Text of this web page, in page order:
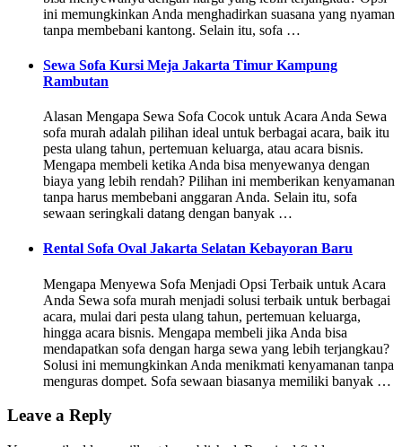
ini memungkinkan Anda menghadirkan suasana yang nyaman
tanpa membebani kantong. Selain itu, sofa …
Sewa Sofa Kursi Meja Jakarta Timur Kampung
Rambutan
Alasan Mengapa Sewa Sofa Cocok untuk Acara Anda Sewa
sofa murah adalah pilihan ideal untuk berbagai acara, baik itu
pesta ulang tahun, pertemuan keluarga, atau acara bisnis.
Mengapa membeli ketika Anda bisa menyewanya dengan
biaya yang lebih rendah? Pilihan ini memberikan kenyamanan
tanpa harus membebani anggaran Anda. Selain itu, sofa
sewaan seringkali datang dengan banyak …
Rental Sofa Oval Jakarta Selatan Kebayoran Baru
Mengapa Menyewa Sofa Menjadi Opsi Terbaik untuk Acara
Anda Sewa sofa murah menjadi solusi terbaik untuk berbagai
acara, mulai dari pesta ulang tahun, pertemuan keluarga,
hingga acara bisnis. Mengapa membeli jika Anda bisa
mendapatkan sofa dengan harga sewa yang lebih terjangkau?
Solusi ini memungkinkan Anda menikmati kenyamanan tanpa
menguras dompet. Sofa sewaan biasanya memiliki banyak …
Leave a Reply